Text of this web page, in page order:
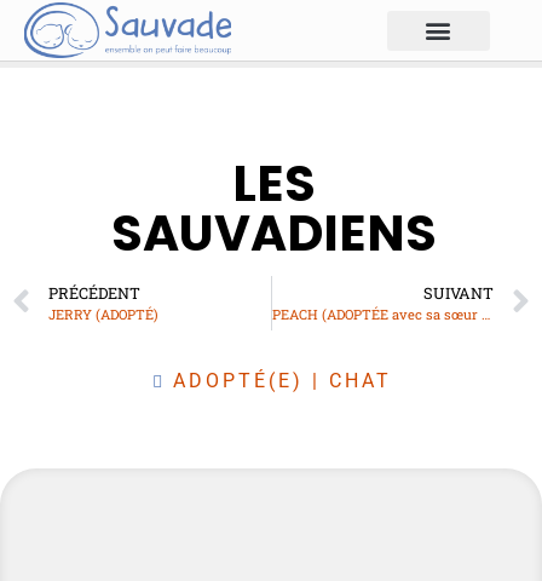
LES
SAUVADIENS
PRÉCÉDENT
JERRY (ADOPTÉ)
SUIVANT
PEACH (ADOPTÉE avec sa sœur DAISY)
ADOPTÉ(E) | CHAT